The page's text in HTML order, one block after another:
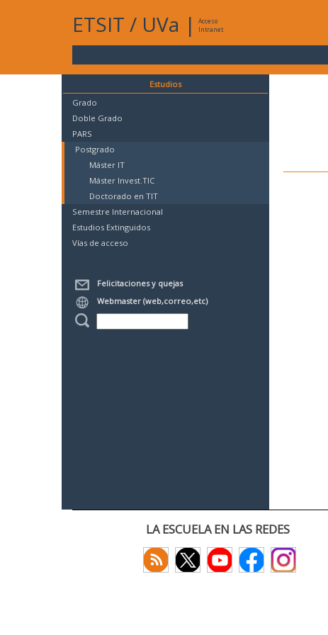
ETSIT / UVa |
Acceso
Intranet
Estudios
Grado
Doble Grado
PARS
Postgrado
Máster IT
Máster Invest.TIC
Doctorado en TIT
Semestre Internacional
Estudios Extinguidos
Vías de acceso
Felicitaciones y quejas
Webmaster (web,correo,etc)
LA ESCUELA EN LAS REDES